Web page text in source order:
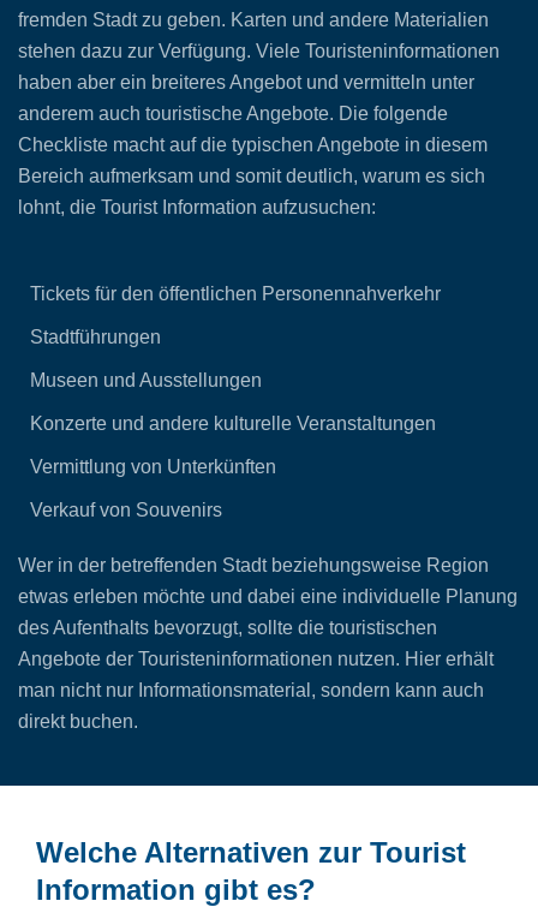
fremden Stadt zu geben. Karten und andere Materialien
stehen dazu zur Verfügung. Viele Touristeninformationen
haben aber ein breiteres Angebot und vermitteln unter
anderem auch touristische Angebote. Die folgende
Checkliste macht auf die typischen Angebote in diesem
Bereich aufmerksam und somit deutlich, warum es sich
lohnt, die Tourist Information aufzusuchen:
Tickets für den öffentlichen Personennahverkehr
Stadtführungen
Museen und Ausstellungen
Konzerte und andere kulturelle Veranstaltungen
Vermittlung von Unterkünften
Verkauf von Souvenirs
Wer in der betreffenden Stadt beziehungsweise Region
etwas erleben möchte und dabei eine individuelle Planung
des Aufenthalts bevorzugt, sollte die touristischen
Angebote der Touristeninformationen nutzen. Hier erhält
man nicht nur Informationsmaterial, sondern kann auch
direkt buchen.
Welche Alternativen zur Tourist
Information gibt es?